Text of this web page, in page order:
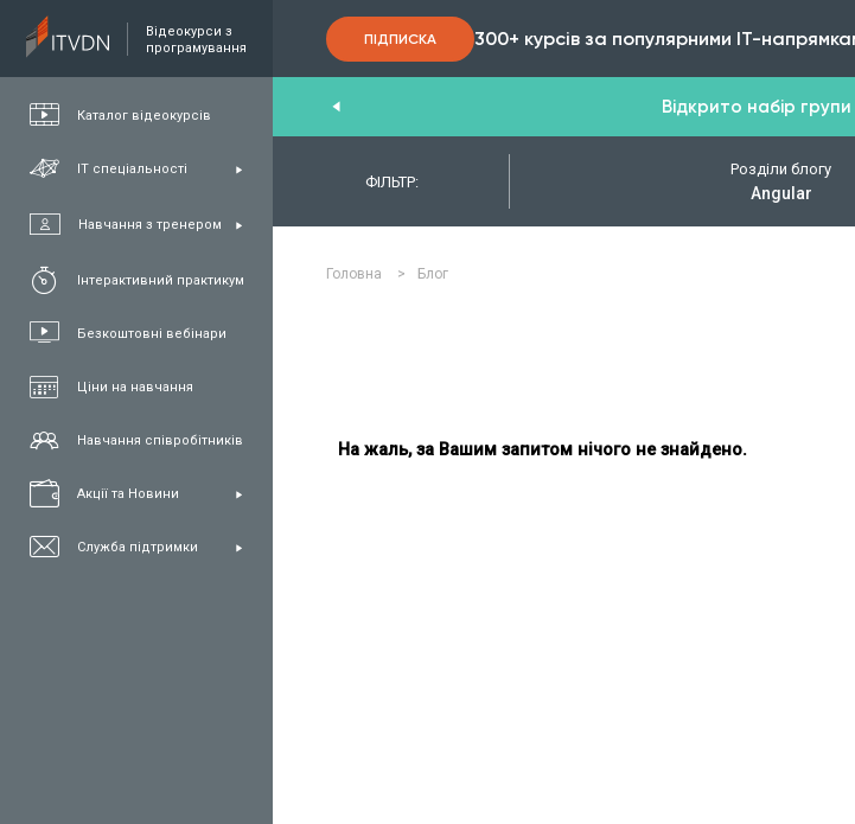
Відеокурси з
програмування
Каталог відеокурсів
ІТ спеціальності
Навчання з тренером
Інтерактивний практикум
Безкоштовні вебінари
Ціни на навчання
Навчання співробітників
Акції та Новини
Служба підтримки
ПІДПИСКА 300+ курсів за популярними IT-
FullStack C#/.NET Java Відкрито набір
ФІЛЬТР:
Розділи блогу
Angular
Головна > Блог
На жаль, за Вашим запитом нічого не знайдено.